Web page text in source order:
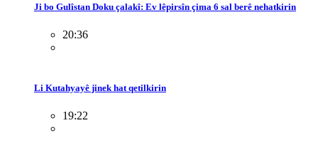
Ji bo Gulîstan Doku çalakî: Ev lêpirsîn çima 6 sal berê nehatkirin
20:36
Li Kutahyayê jinek hat qetilkirin
19:22